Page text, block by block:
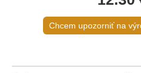
Chcem upozorniť na